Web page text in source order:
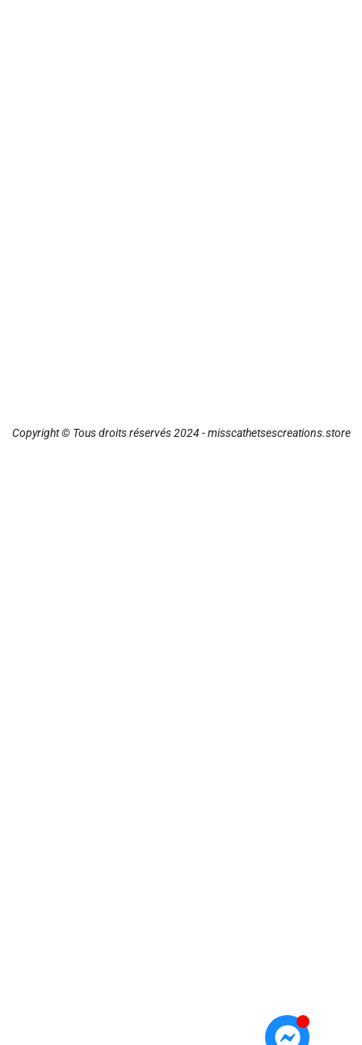
Copyright © Tous droits réservés 2024 - misscathetsescreations.store